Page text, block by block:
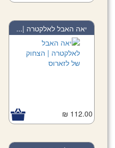
יאה האבל לאלקטרה |...
112.00 ₪